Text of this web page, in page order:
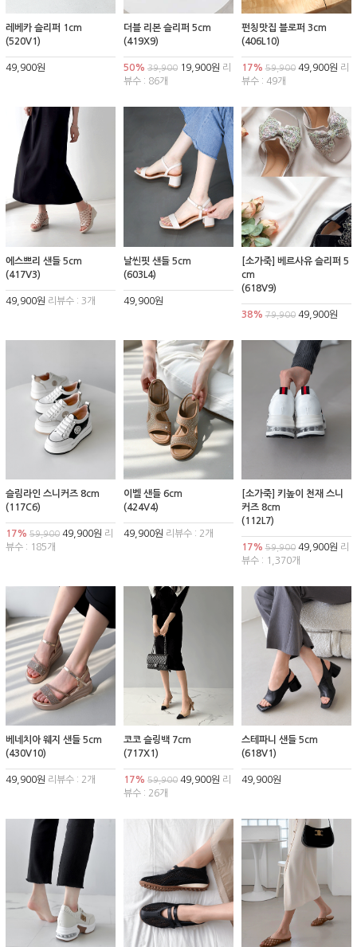
레베카 슬리퍼 1cm
(520V1)
49,900원
더블 리본 슬리퍼 5cm
(419X9)
50% 39,90019,900원 리
뷰수 : 86개
펀칭맛집 블로퍼 3cm
(406L10)
17% 59,90049,900원 리
뷰수 : 49개
에스쁘리 샌들 5cm
(417V3)
49,900원 리뷰수 : 3개
날씬핏 샌들 5cm
(603L4)
49,900원
[소가죽] 베르사유 슬리퍼 5
cm
(618V9)
38% 79,90049,900원
슬림라인 스니커즈 8cm
(117C6)
17% 59,900 49,900원 리
뷰수 : 185개
이벨 샌들 6cm
(424V4)
49,900원 리뷰수 : 2개
[소가죽] 키높이 천재 스니
커즈 8cm
(112L7)
17% 59,90049,900원 리
뷰수 : 1,370개
베네치아 웨지 샌들 5cm
(430V10)
49,900원 리뷰수 : 2개
코코 슬링백 7cm
(717X1)
17% 59,90049,900원 리
뷰수 : 26개
스테파니 샌들 5cm
(618V1)
49,900원